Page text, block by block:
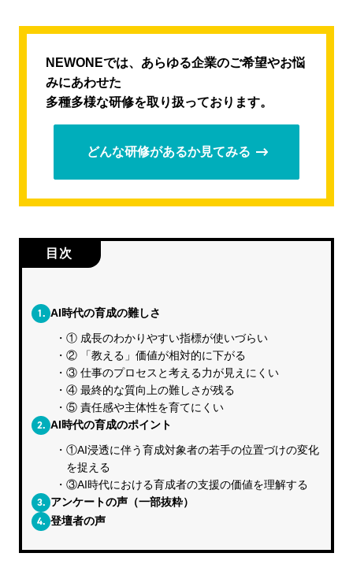
NEWONEでは、あらゆる企業のご希望やお悩
みにあわせた
多種多様な研修を取り扱っております。
どんな研修があるか見てみる
目次
1. AI時代の育成の難しさ
① 成長のわかりやすい指標が使いづらい
② 「教える」価値が相対的に下がる
③ 仕事のプロセスと考える力が見えにくい
④ 最終的な質向上の難しさが残る
⑤ 責任感や主体性を育てにくい
2. AI時代の育成のポイント
①AI浸透に伴う育成対象者の若手の位置づけの変化
を捉える
③AI時代における育成者の支援の価値を理解する
3. アンケートの声（一部抜粋）
4. 登壇者の声